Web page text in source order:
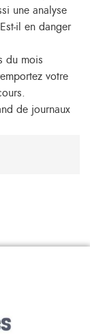
une analyse
il en danger
du mois
votre
de journaux